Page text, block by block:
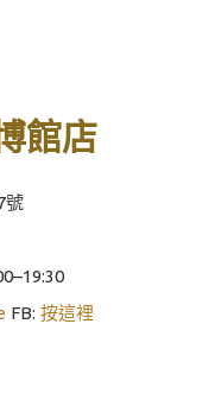
館店
號
FB: 按這裡